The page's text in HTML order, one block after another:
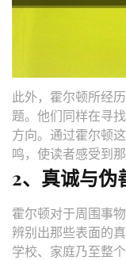
此外，霍尔顿所经
题。他们同样在寻
方向。通过霍尔顿
鸣，使读者感受到
2、真诚与伪
霍尔顿对于周围事
辨别出那些表面的
学校、家庭乃至整